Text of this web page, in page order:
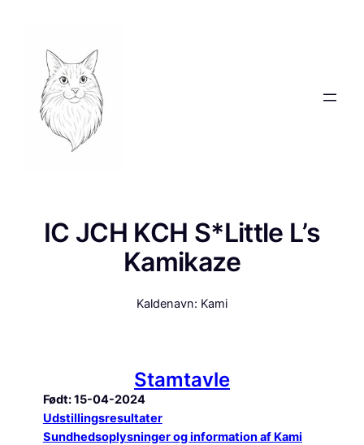
indhold
IC JCH KCH S*Little L’s
Kamikaze
Kaldenavn: Kami
Stamtavle
Født: 15-04-2024
Udstillingsresultater
Sundhedsoplysninger og information af Kami